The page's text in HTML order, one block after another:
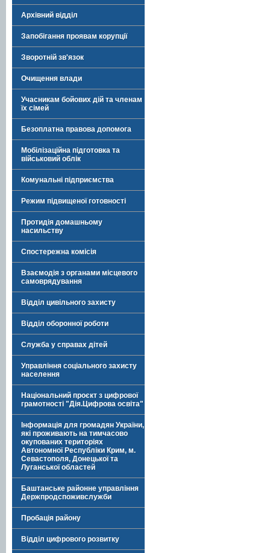
Архівний відділ
Запобігання проявам корупції
Зворотній зв'язок
Очищення влади
Учасникам бойових дій та членам
їх сімей
Безоплатна правова допомога
Мобілізаційна підготовка та
військовий облік
Комунальні підприємства
Режим підвищеної готовності
Протидія домашньому
насильству
Спостережна комісія
Взаємодія з органами місцевого
самоврядування
Відділ цивільного захисту
Відділ оборонної роботи
Служба у справах дітей
Управління соціального захисту
населення
Національний проєкт з цифрової
грамотності "Дія.Цифрова освіта"
Інформація для громадян України,
які проживають на тимчасово
окупованих територіях
Автономної Республіки Крим, м.
Севастополя, Донецької та
Луганської областей
Баштанське районне управління
Держпродспоживслужби
Пробація району
Відділ цифрового розвитку